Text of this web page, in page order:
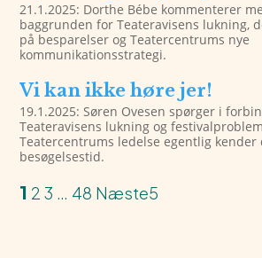
21.1.2025: Dorthe Bébe kommenterer
baggrunden for Teateravisens lukning,
på besparelser og Teatercentrums nye
kommunikationsstrategi.
Vi kan ikke høre jer!
19.1.2025: Søren Ovesen spørger i
Teateravisens lukning og
Teatercentrums ledelse egentlig kender
besøgelsestid.
1 2 3 … 48 Næste